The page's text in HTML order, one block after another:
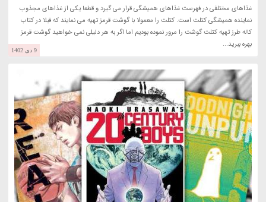
غذاهای مختلفی در فهرست غذاهای همیشگی قرار می گیرد و قطعا یکی از غذاهای مجذوب
نماینده همیشگی کتلت است. کتلت را معمولا با گوشت قرمز تهیه می نمایند که قبلا در کتاب
کاله طرز تهیه کتلت گوشت را مرور نموده بودیم اما اگر به هر دلیلی نمی خواهید گوشت قرمز
بهره ببرید...
9 دی 1402